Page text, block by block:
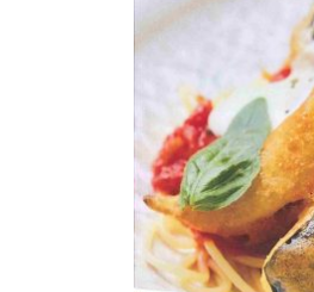
0
9
日
ま
く
り
協
会
ン